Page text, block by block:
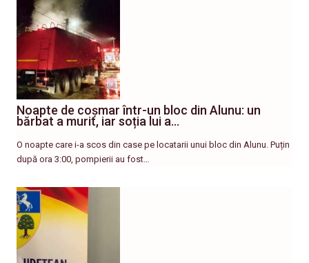
Noapte de coșmar într-un bloc din Alunu: un
bărbat a murit, iar soția lui a…
O noapte care i-a scos din case pe locatarii unui bloc din Alunu. Puțin
după ora 3:00, pompierii au fost…